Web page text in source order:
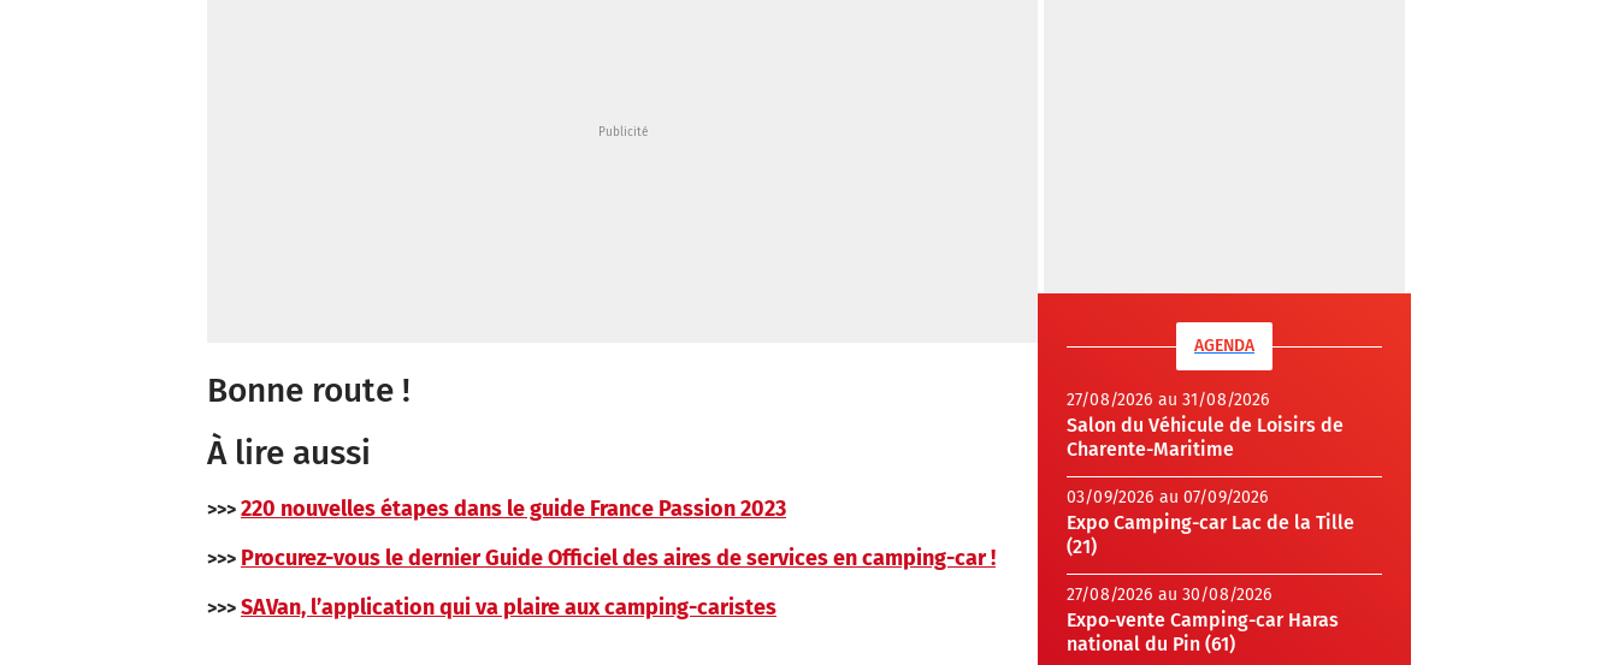
Bonne route !
À lire aussi
>>> 220 nouvelles étapes dans le guide France Passion 2023
>>> Procurez-vous le dernier Guide Officiel des aires de services en camping-car !
>>> SAVan, l’application qui va plaire aux camping-caristes
AGENDA
27/08/2026 au 31/08/2026
Salon du Véhicule de Loisirs de
Charente-Maritime
03/09/2026 au 07/09/2026
Expo Camping-car Lac de la Tille
(21)
27/08/2026 au 30/08/2026
Expo-vente Camping-car Haras
national du Pin (61)